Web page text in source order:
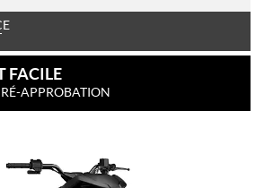
FACILE
APPROBATION